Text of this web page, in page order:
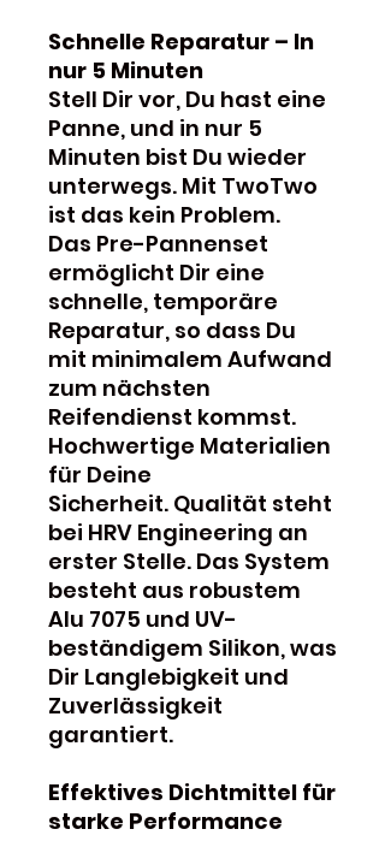
Schnelle Reparatur – In
nur 5 Minuten
Stell Dir vor, Du hast eine
Panne, und in nur 5
Minuten bist Du wieder
unterwegs. Mit TwoTwo
ist das kein Problem.
Das Pre-Pannenset
ermöglicht Dir eine
schnelle, temporäre
Reparatur, so dass Du
mit minimalem Aufwand
zum nächsten
Reifendienst kommst.
Hochwertige Materialien
für Deine
Sicherheit. Qualität steht
bei HRV Engineering an
erster Stelle. Das System
besteht aus robustem
Alu 7075 und UV-
beständigem Silikon, was
Dir Langlebigkeit und
Zuverlässigkeit
garantiert.
Effektives Dichtmittel für
starke Performance